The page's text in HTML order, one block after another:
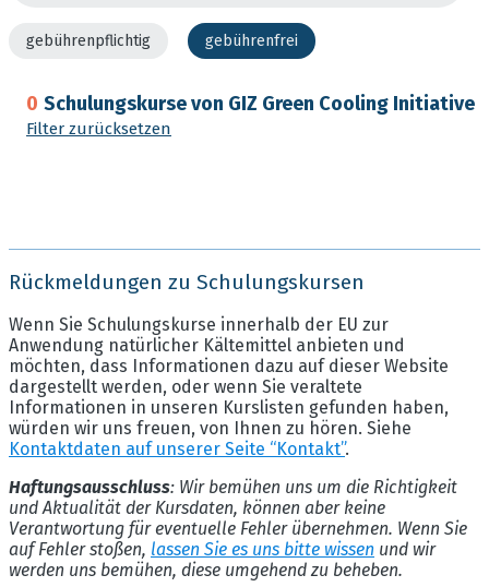
gebührenpflichtig gebührenfrei
0 Schulungskurse von GIZ Green Cooling Initiative
Filter zurücksetzen
Rückmeldungen zu Schulungskursen
Wenn Sie Schulungskurse innerhalb der EU zur
Anwendung natürlicher Kältemittel anbieten und
möchten, dass Informationen dazu auf dieser Website
dargestellt werden, oder wenn Sie veraltete
Informationen in unseren Kurslisten gefunden haben,
würden wir uns freuen, von Ihnen zu hören. Siehe
Kontaktdaten auf unserer Seite “Kontakt”.
Haftungsausschluss: Wir bemühen uns um die Richtigkeit
und Aktualität der Kursdaten, können aber keine
Verantwortung für eventuelle Fehler übernehmen. Wenn Sie
auf Fehler stoßen, lassen Sie es uns bitte wissen und wir
werden uns bemühen, diese umgehend zu beheben.